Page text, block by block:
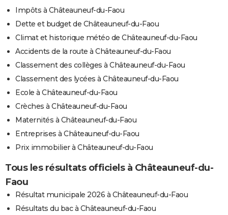
Impôts à Châteauneuf-du-Faou
Dette et budget de Châteauneuf-du-Faou
Climat et historique météo de Châteauneuf-du-Faou
Accidents de la route à Châteauneuf-du-Faou
Classement des collèges à Châteauneuf-du-Faou
Classement des lycées à Châteauneuf-du-Faou
Ecole à Châteauneuf-du-Faou
Crèches à Châteauneuf-du-Faou
Maternités à Châteauneuf-du-Faou
Entreprises à Châteauneuf-du-Faou
Prix immobilier à Châteauneuf-du-Faou
Tous les résultats officiels à Châteauneuf-du-
Faou
Résultat municipale 2026 à Châteauneuf-du-Faou
Résultats du bac à Châteauneuf-du-Faou